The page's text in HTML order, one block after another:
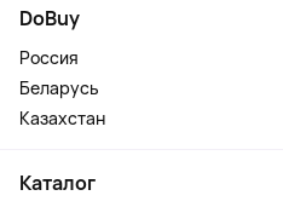
DoBuy
Россия
Беларусь
Казахстан
Каталог